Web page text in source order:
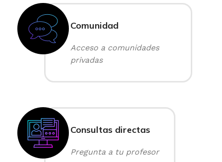
Comunidad
Acceso a comunidades
privadas
Consultas directas
Pregunta a tu profesor